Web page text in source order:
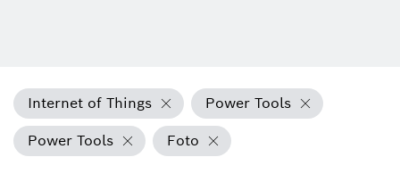
Internet of Things
Power Tools
Power Tools
Foto